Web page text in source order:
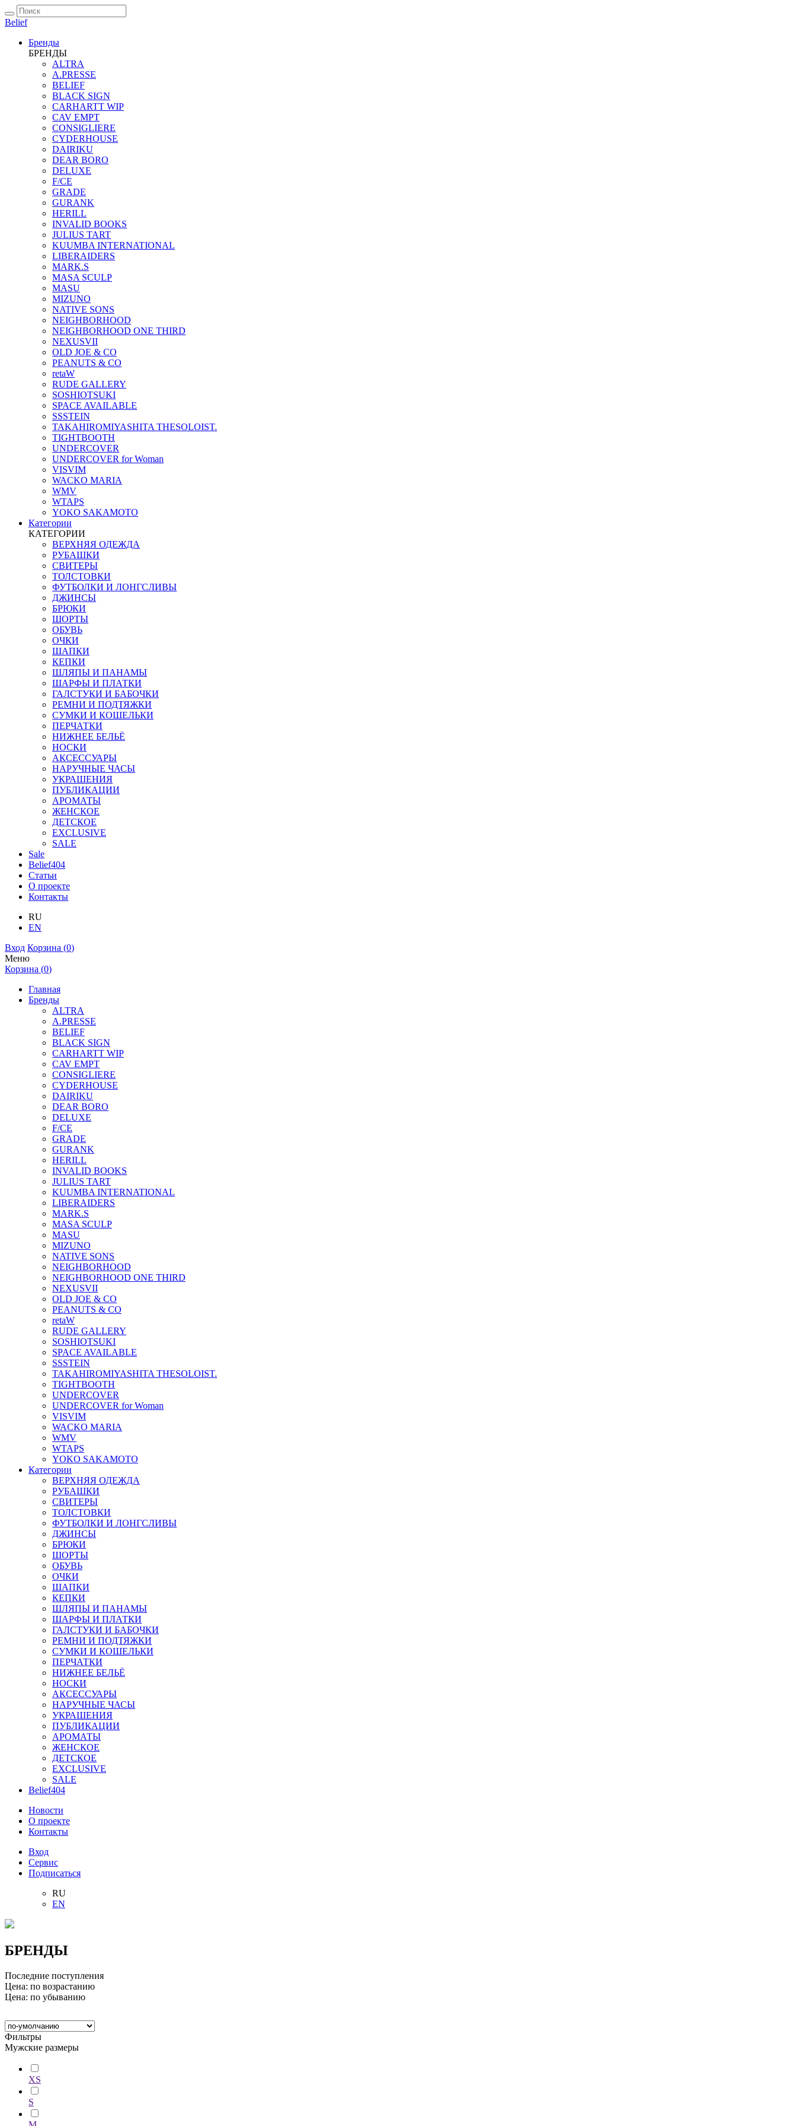
Belief
Бренды
БРЕНДЫ
ALTRA
A.PRESSE
BELIEF
BLACK SIGN
CARHARTT WIP
CAV EMPT
CONSIGLIERE
CYDERHOUSE
DAIRIKU
DEAR BORO
DELUXE
F/CE
GRADE
GURANK
HERILL
INVALID BOOKS
JULIUS TART
KUUMBA INTERNATIONAL
LIBERAIDERS
MARK.S
MASA SCULP
MASU
MIZUNO
NATIVE SONS
NEIGHBORHOOD
NEIGHBORHOOD ONE THIRD
NEXUSVII
OLD JOE & CO
PEANUTS & CO
retaW
RUDE GALLERY
SOSHIOTSUKI
SPACE AVAILABLE
SSSTEIN
TAKAHIROMIYASHITA THESOLOIST.
TIGHTBOOTH
UNDERCOVER
UNDERCOVER for Woman
VISVIM
WACKO MARIA
WMV
WTAPS
YOKO SAKAMOTO
Категории
КАТЕГОРИИ
ВЕРХНЯЯ ОДЕЖДА
РУБАШКИ
СВИТЕРЫ
ТОЛСТОВКИ
ФУТБОЛКИ И ЛОНГСЛИВЫ
ДЖИНСЫ
БРЮКИ
ШОРТЫ
ОБУВЬ
ОЧКИ
ШАПКИ
КЕПКИ
ШЛЯПЫ И ПАНАМЫ
ШАРФЫ И ПЛАТКИ
ГАЛСТУКИ И БАБОЧКИ
РЕМНИ И ПОДТЯЖКИ
СУМКИ И КОШЕЛЬКИ
ПЕРЧАТКИ
НИЖНЕЕ БЕЛЬЁ
НОСКИ
АКСЕССУАРЫ
НАРУЧНЫЕ ЧАСЫ
УКРАШЕНИЯ
ПУБЛИКАЦИИ
АРОМАТЫ
ЖЕНСКОЕ
ДЕТСКОЕ
EXCLUSIVE
SALE
Sale
Belief404
Статьи
О проекте
Контакты
RU
EN
Вход Корзина (0)
Меню
Корзина (0)
Главная
Бренды
ALTRA
A.PRESSE
BELIEF
BLACK SIGN
CARHARTT WIP
CAV EMPT
CONSIGLIERE
CYDERHOUSE
DAIRIKU
DEAR BORO
DELUXE
F/CE
GRADE
GURANK
HERILL
INVALID BOOKS
JULIUS TART
KUUMBA INTERNATIONAL
LIBERAIDERS
MARK.S
MASA SCULP
MASU
MIZUNO
NATIVE SONS
NEIGHBORHOOD
NEIGHBORHOOD ONE THIRD
NEXUSVII
OLD JOE & CO
PEANUTS & CO
retaW
RUDE GALLERY
SOSHIOTSUKI
SPACE AVAILABLE
SSSTEIN
TAKAHIROMIYASHITA THESOLOIST.
TIGHTBOOTH
UNDERCOVER
UNDERCOVER for Woman
VISVIM
WACKO MARIA
WMV
WTAPS
YOKO SAKAMOTO
Категории
ВЕРХНЯЯ ОДЕЖДА
РУБАШКИ
СВИТЕРЫ
ТОЛСТОВКИ
ФУТБОЛКИ И ЛОНГСЛИВЫ
ДЖИНСЫ
БРЮКИ
ШОРТЫ
ОБУВЬ
ОЧКИ
ШАПКИ
КЕПКИ
ШЛЯПЫ И ПАНАМЫ
ШАРФЫ И ПЛАТКИ
ГАЛСТУКИ И БАБОЧКИ
РЕМНИ И ПОДТЯЖКИ
СУМКИ И КОШЕЛЬКИ
ПЕРЧАТКИ
НИЖНЕЕ БЕЛЬЁ
НОСКИ
АКСЕССУАРЫ
НАРУЧНЫЕ ЧАСЫ
УКРАШЕНИЯ
ПУБЛИКАЦИИ
АРОМАТЫ
ЖЕНСКОЕ
ДЕТСКОЕ
EXCLUSIVE
SALE
Belief404
Новости
О проекте
Контакты
Вход
Сервис
Подписаться
RU
EN
БРЕНДЫ
Последние поступления
Цена: по возрастанию
Цена: по убыванию
Фильтры
Мужские размеры
XS
S